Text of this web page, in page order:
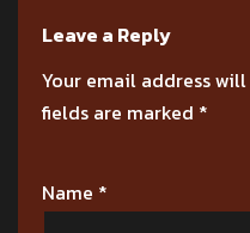
Leave a Reply
Your email address
fields are marked *
Name *